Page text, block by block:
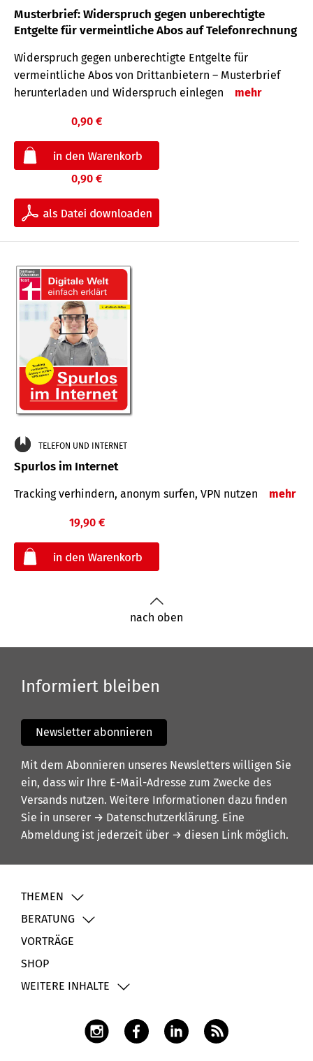
Musterbrief: Widerspruch gegen unberechtigte
Entgelte für vermeintliche Abos auf Telefonrechnung
Widerspruch gegen unberechtigte Entgelte für
vermeintliche Abos von Drittanbietern – Musterbrief
herunterladen und Widerspruch einlegen
mehr
0,90 €
0,90 €
TELEFON UND INTERNET
Spurlos im Internet
Tracking verhindern, anonym surfen, VPN nutzen mehr
19,90 €
nach oben
Informiert bleiben
Newsletter abonnieren
Mit dem Abonnieren unseres Newsletters willigen Sie
ein, dass wir Ihre E-Mail-Adresse zum Zwecke des
Versands nutzen. Weitere Informationen dazu finden
Sie in unserer → Datenschutzerklärung. Eine
Abmeldung ist jederzeit über → diesen Link möglich.
THEMEN
BERATUNG
VORTRÄGE
SHOP
WEITERE INHALTE